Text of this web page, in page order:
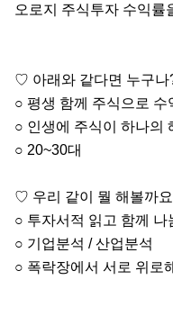
오로지 주식투자 수익
♡ 아래와 같다면 누구나
○ 평생 함께 주식으로 수
○ 인생에 주식이 하나의
○ 20~30대
♡ 우리 같이 뭘 해볼까
○ 투자서적 읽고 함께 나
○ 기업분석 / 산업분석
○ 폭락장에서 서로 위로